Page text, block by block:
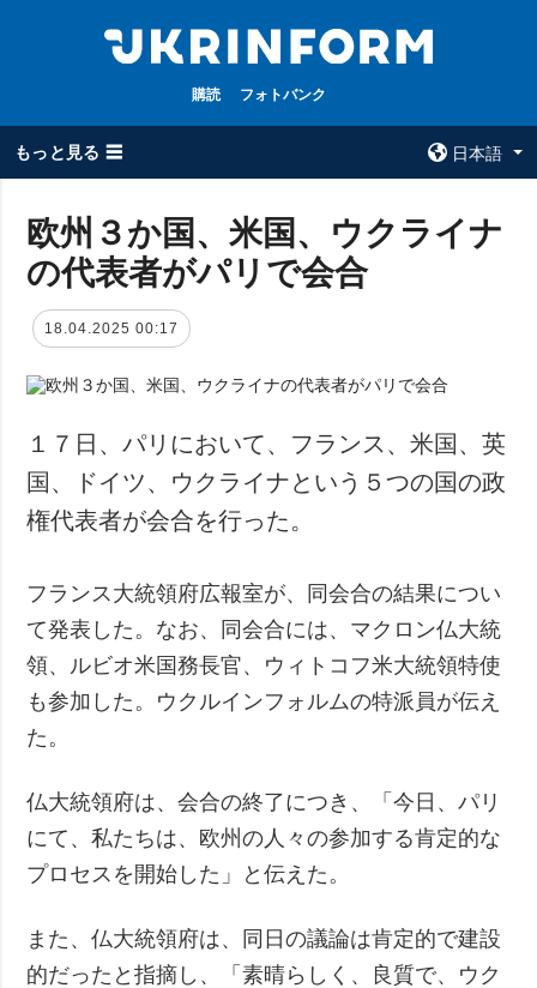
購読 フォトバンク
もっと見る ☰
日本語
全てのトピック
被占領地
政治
防衛
社会・文化
スポーツ
事故・緊急事態
ウクルインフォ
ルム
コンタクト
追加
特集
動画
サービス
購読
欧州３か国、米国、ウクライナ
の代表者がパリで会合
18.04.2025 00:17
１７日、パリにおいて、フランス、米国、英
国、ドイツ、ウクライナという５つの国の政
権代表者が会合を行った。
フランス大統領府広報室が、同会合の結果につい
て発表した。なお、同会合には、マクロン仏大統
領、ルビオ米国務長官、ウィトコフ米大統領特使
も参加した。ウクルインフォルムの特派員が伝え
た。
仏大統領府は、会合の終了につき、「今日、パリ
にて、私たちは、欧州の人々の参加する肯定的な
プロセスを開始した」と伝えた。
また、仏大統領府は、同日の議論は肯定的で建設
的だったと指摘し、「素晴らしく、良質で、ウク